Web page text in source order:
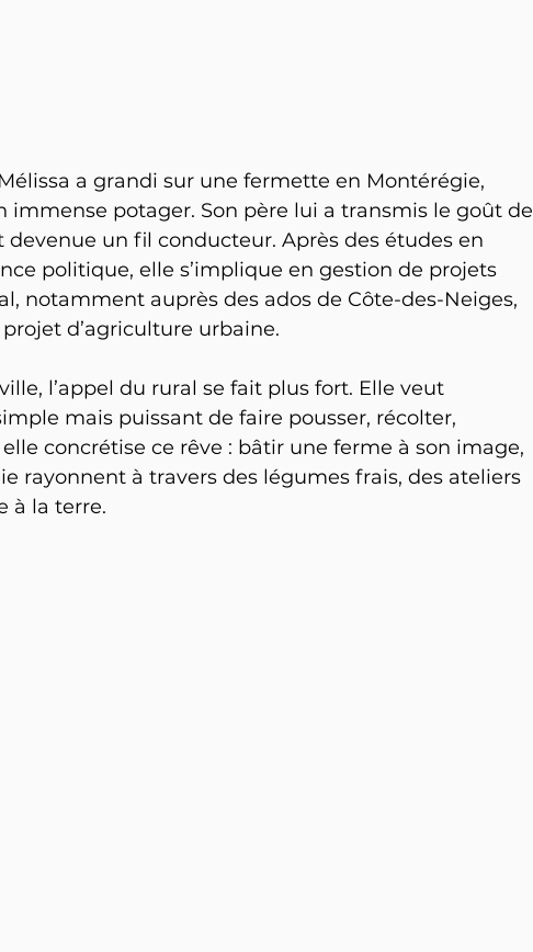
Mélissa a grandi sur une fermette en Montérégie,
immense potager. Son père lui a transmis le goût de
devenue un fil conducteur. Après des études en
politique, elle s’implique en gestion de projets
notamment auprès des ados de Côte-des-Neiges,
d’agriculture urbaine.
l’appel du rural se fait plus fort. Elle veut
mais puissant de faire pousser, récolter,
concrétise ce rêve : bâtir une ferme à son image,
rayonnent à travers des légumes frais, des ateliers
à la terre.